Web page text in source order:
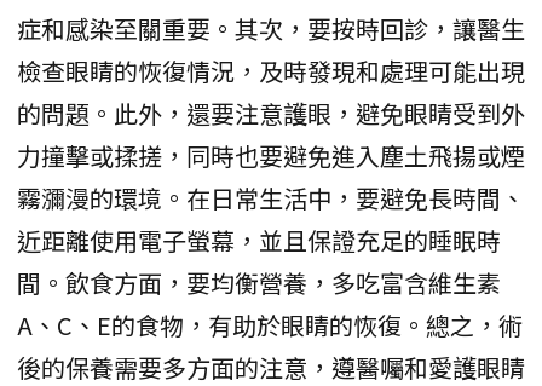
症和感染至關重要。其次，要按時回診，讓醫生
檢查眼睛的恢復情況，及時發現和處理可能出現
的問題。此外，還要注意護眼，避免眼睛受到外
力撞擊或揉搓，同時也要避免進入塵土飛揚或煙
霧瀰漫的環境。在日常生活中，要避免長時間、
近距離使用電子螢幕，並且保證充足的睡眠時
間。飲食方面，要均衡營養，多吃富含維生素
A、C、E的食物，有助於眼睛的恢復。總之，術
後的保養需要多方面的注意，遵醫囑和愛護眼睛